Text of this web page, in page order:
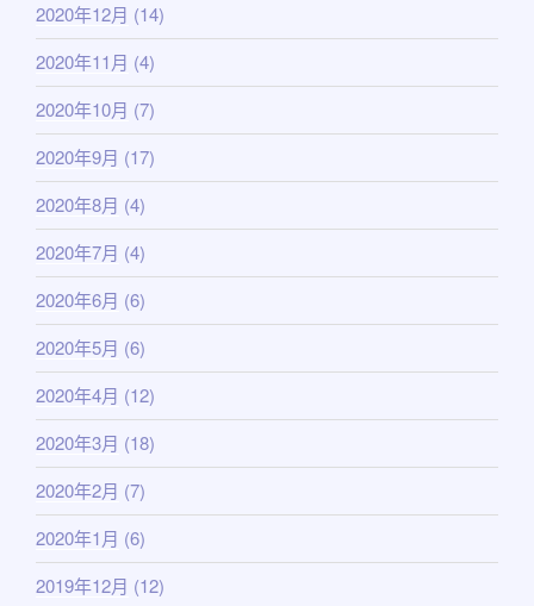
2020年12月 (14)
2020年11月 (4)
2020年10月 (7)
2020年9月 (17)
2020年8月 (4)
2020年7月 (4)
2020年6月 (6)
2020年5月 (6)
2020年4月 (12)
2020年3月 (18)
2020年2月 (7)
2020年1月 (6)
2019年12月 (12)